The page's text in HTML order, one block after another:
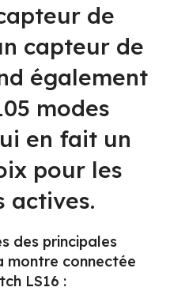
de
capteur de
également
modes
en fait un
pour les
actives.
des principales
montre connectée
LS16 :